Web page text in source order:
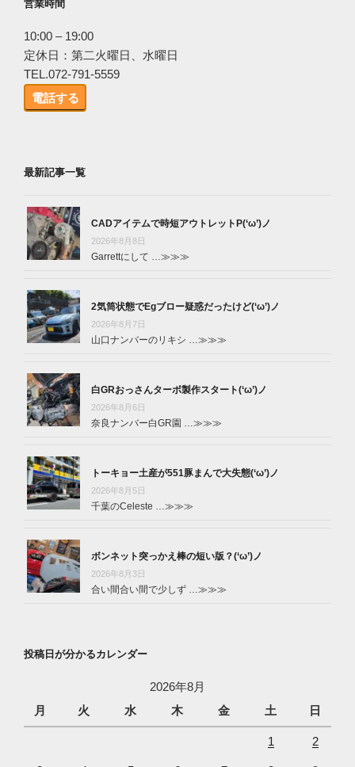
営業時間
10:00 – 19:00
定休日：第二火曜日、水曜日
TEL.072-791-5559
電話する
最新記事一覧
CADアイテムで時短アウトレットP(‘ω’)ノ
2026年8月8日
Garrettにして …≫≫≫
2気筒状態でEgブロー疑惑だったけど(‘ω’)ノ
2026年8月7日
山口ナンバーのリキシ …≫≫≫
白GRおっさんターボ製作スタート(‘ω’)ノ
2026年8月6日
奈良ナンバー白GR園 …≫≫≫
トーキョー土産が551豚まんで大失態(‘ω’)ノ
2026年8月5日
千葉のCeleste …≫≫≫
ボンネット突っかえ棒の短い版？(‘ω’)ノ
2026年8月3日
合い間合い間で少しず …≫≫≫
投稿日が分かるカレンダー
2026年8月
月
火 水 木 金 土 日
1 2